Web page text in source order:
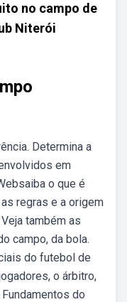
no campo de
Niterói
Determina a
em
o que é
regras e a origem
também as
campo, da bola.
do futebol de
o árbitro,
do